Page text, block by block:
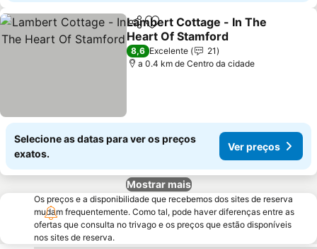
PartilharAdicionar aos favoritos
Lambert Cottage - In The
Heart Of Stamford
Ver preços
8,6 Excelente
21
a 0.4 km de Centro da cidade
Selecione as datas para ver os preços
exatos.
Ver preços
Mostrar mais
Os preços e a disponibilidade que recebemos dos sites de reserva
mudam frequentemente. Como tal, pode haver diferenças entre as
ofertas que consulta no trivago e os preços que estão disponíveis
nos sites de reserva.